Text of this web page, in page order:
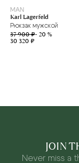
MAN
Karl Lagerfeld
Рюкзак мужской
37 900 ₽- 20 %
30 320 ₽
JOIN
Never miss a